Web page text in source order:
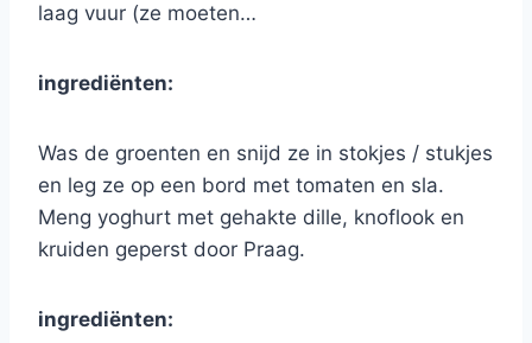
laag vuur (ze moeten…
ingrediënten:
Was de groenten en snijd ze in stokjes / stukjes
en leg ze op een bord met tomaten en sla.
Meng yoghurt met gehakte dille, knoflook en
kruiden geperst door Praag.
ingrediënten: